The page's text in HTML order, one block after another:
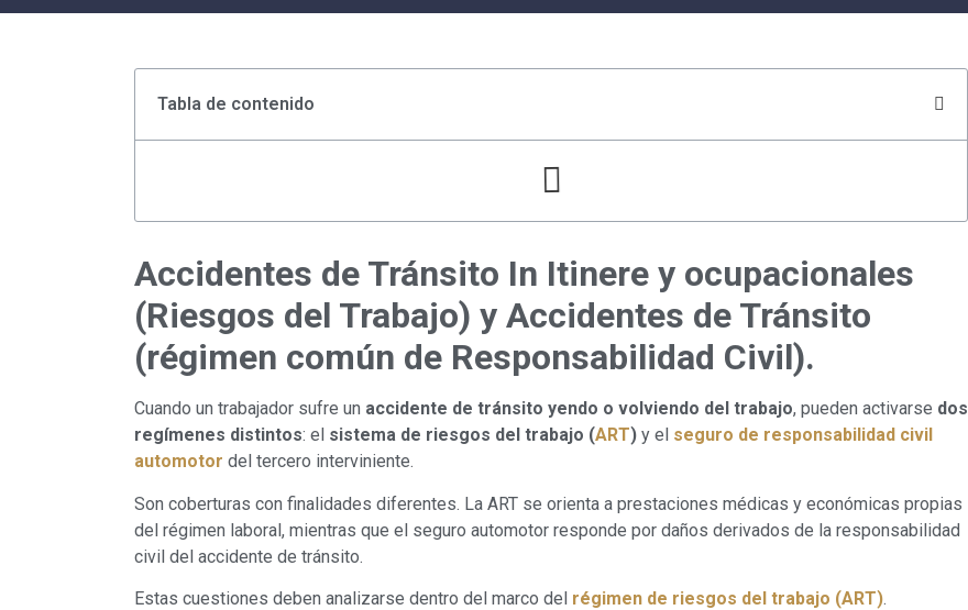
Tabla de contenido
Accidentes de Tránsito In Itinere y ocupacionales
(Riesgos del Trabajo) y Accidentes de Tránsito
(régimen común de Responsabilidad Civil).
Cuando un trabajador sufre un accidente de tránsito yendo o volviendo del trabajo, pueden activarse dos
regímenes distintos: el sistema de riesgos del trabajo (ART) y el seguro de responsabilidad civil
automotor del tercero interviniente.
Son coberturas con finalidades diferentes. La ART se orienta a prestaciones médicas y económicas propias
del régimen laboral, mientras que el seguro automotor responde por daños derivados de la responsabilidad
civil del accidente de tránsito.
Estas cuestiones deben analizarse dentro del marco del régimen de riesgos del trabajo (ART).